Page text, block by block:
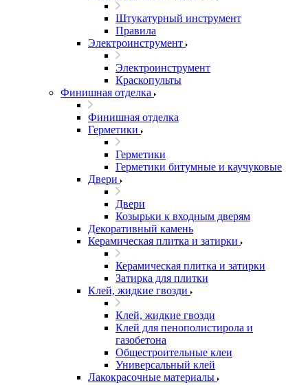
Штукатурный инструмент
Правила
Электроинструмент
Электроинструмент
Краскопульты
Финишная отделка
Финишная отделка
Герметики
Герметики
Герметики битумные и каучуковые
Двери
Двери
Козырьки к входным дверям
Декоративный камень
Керамическая плитка и затирки
Керамическая плитка и затирки
Затирка для плитки
Клей, жидкие гвозди
Клей, жидкие гвозди
Клей для пенополистирола и
газобетона
Общестроительные клеи
Универсальный клей
Лакокрасочные материалы